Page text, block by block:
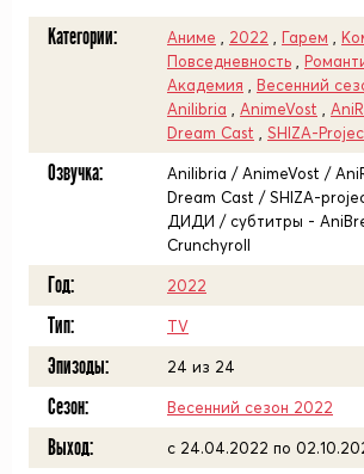
Категории: Аниме 2022 Гарем
Повседневность
Академия
Весенний
Anilibria
AnimeVost
Dream Cast
SHIZA-
Озвучка:
Anilibria / AnimeVost /
Dream Cast / SHIZA-
ДИДИ / субтитры -
Crunchyroll
Год: 2022
Тип: TV
Эпизоды: 24 из 24
Сезон: Весенний сезон 2022
Выход: c 24.04.2022 по